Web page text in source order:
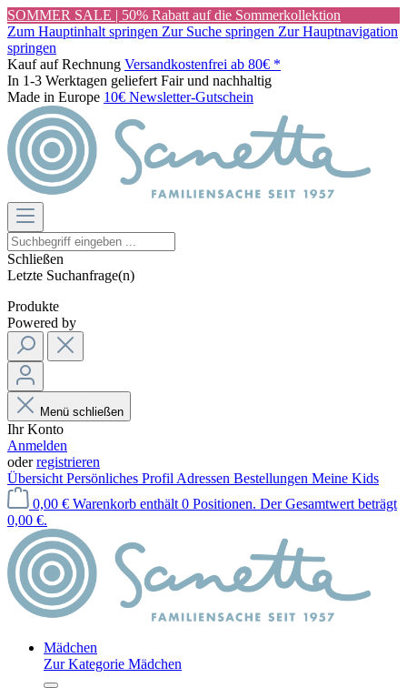
SOMMER SALE | 50% Rabatt auf die Sommerkollektion
Zum Hauptinhalt springen Zur Suche springen Zur Hauptnavigation
springen
Kauf auf Rechnung Versandkostenfrei ab 80€ *
In 1-3 Werktagen geliefert Fair und nachhaltig
Made in Europe 10€ Newsletter-Gutschein
Schließen
Letzte Suchanfrage(n)
Produkte
Powered by
Menü schließen
Ihr Konto
Anmelden
oderregistrieren
Übersicht Persönliches Profil Adressen Bestellungen Meine Kids
0,00 € Warenkorb enthält 0 Positionen. Der Gesamtwert beträgt
0,00 €.
Mädchen
Zur Kategorie Mädchen